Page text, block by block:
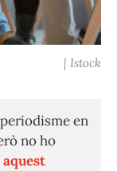
| Istock
en
no ho
aquest